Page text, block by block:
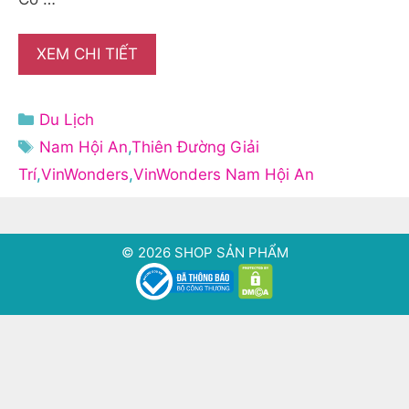
XEM CHI TIẾT
Danh
mục
Du Lịch
Thẻ
Nam Hội An,Thiên Đường Giải
Trí,VinWonders,VinWonders Nam Hội An
© 2026 SHOP SẢN PHẨM